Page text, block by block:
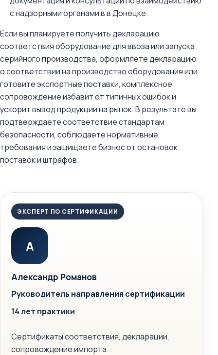
с надзорными органами в в Донецке.
Если вы планируете получить декларацию
соответствия оборудование для ввоза или запуска
серийного производства, оформляете декларацию
о соответствии на производство оборудования или
готовите экспортные поставки, комплексное
сопровождение избавит от типичных ошибок и
ускорит вывод продукции на рынок. В результате вы
подтверждаете соответствие стандартам
безопасности, соблюдаете нормативные
требования и защищаете бизнес от остановок
поставок и штрафов.
ЭКСПЕРТ ПО СЕРТИФИКАЦИИ
А
Александр Романов
Руководитель направления сертификации
14 лет практики
Сертификаты соответствия, декларации,
сопровождение импорта